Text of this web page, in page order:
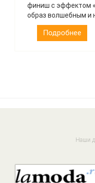
финиш с эффектом
образ волшебным и
Подробнее
Наши